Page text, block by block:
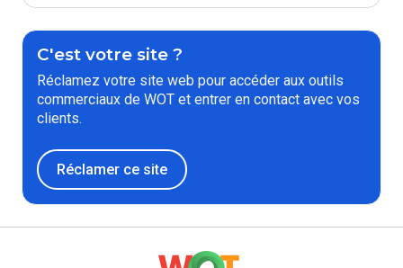
C'est votre site ?
Réclamez votre site web pour accéder aux outils
commerciaux de WOT et entrer en contact avec vos
clients.
Réclamer ce site